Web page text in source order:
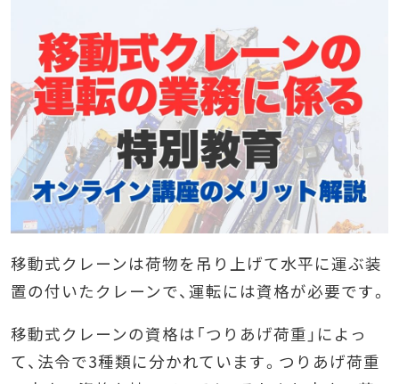
移動式クレーンは荷物を吊り上げて水平に運ぶ装
置の付いたクレーンで、運転には資格が必要です。
移動式クレーンの資格は「つりあげ荷重」によっ
て、法令で3種類に分かれています。つりあげ荷重